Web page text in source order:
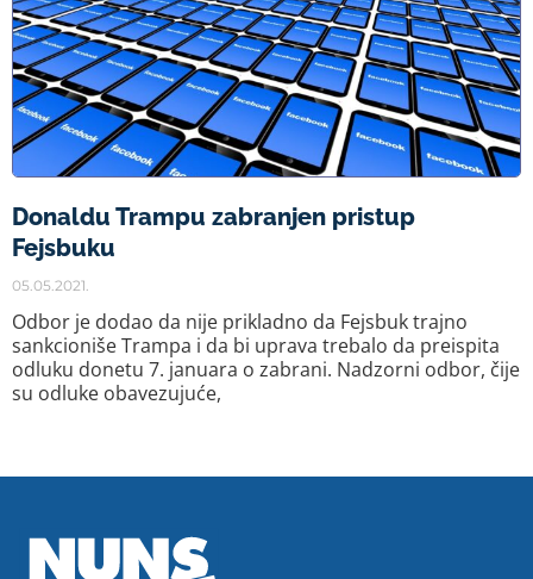
Donaldu Trampu zabranjen pristup
Fejsbuku
05.05.2021.
Odbor je dodao da nije prikladno da Fejsbuk trajno
sankcioniše Trampa i da bi uprava trebalo da preispita
odluku donetu 7. januara o zabrani. Nadzorni odbor, čije
su odluke obavezujuće,